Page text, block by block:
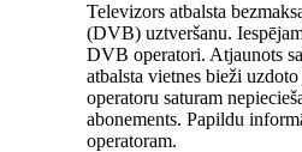
Televizors atbalsta
(DVB) uztveršanu.
DVB operatori. Atjaunots
atbalsta vietnes bieži
operatoru saturam
abonements. Papildu
operatoram.